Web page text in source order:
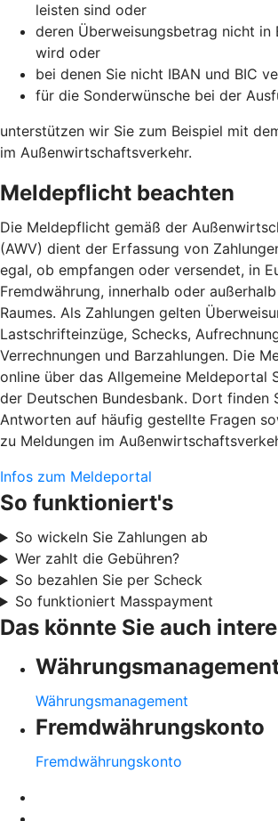
leisten sind oder
deren Überweisungsbetrag nicht in
wird oder
bei denen Sie nicht IBAN und BIC
für die Sonderwünsche bei der
unterstützen wir Sie zum Beispiel mit
im Außenwirtschaftsverkehr.
Meldepflicht beachten
Die Meldepflicht gemäß der
(AWV) dient der Erfassung von
egal, ob empfangen oder versendet, in
Fremdwährung, innerhalb oder
Raumes. Als Zahlungen gelten
Lastschrifteinzüge, Schecks,
Verrechnungen und Barzahlungen. Die
online über das Allgemeine Meldeportal
der Deutschen Bundesbank. Dort finden
Antworten auf häufig gestellte Fragen
zu Meldungen im
Infos zum Meldeportal
So funktioniert's
So wickeln Sie Zahlungen ab
Wer zahlt die Gebühren?
So bezahlen Sie per Scheck
So funktioniert Masspayment
Das könnte Sie auch
Währungsmanagement
Fremdwährungskonto
Fremdwährungskonto